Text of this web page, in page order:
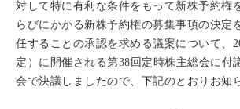
対して特に有利な条件をもって新株予約権
らびにかかる新株予約権の募集事項の決定
任することの承認を求める議案について、
定）に開催される第38回定時株主総会に付
会で決議しましたので、下記のとおりお知